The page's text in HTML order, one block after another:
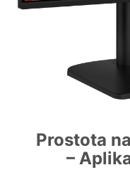
Prostota
–